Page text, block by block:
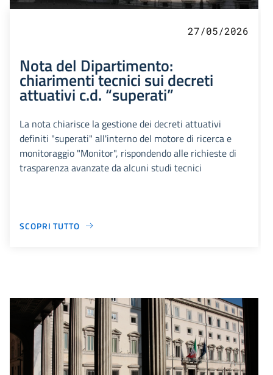
27/05/2026
Nota del Dipartimento:
chiarimenti tecnici sui decreti
attuativi c.d. “superati”
La nota chiarisce la gestione dei decreti attuativi
definiti "superati" all'interno del motore di ricerca e
monitoraggio "Monitor", rispondendo alle richieste di
trasparenza avanzate da alcuni studi tecnici
SCOPRI TUTTO